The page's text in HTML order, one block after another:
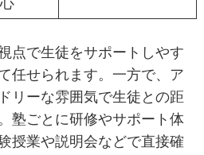
心
点で生徒をサポートしやす
任せられます。一方で、ア
リーな雰囲気で生徒との距
塾ごとに研修やサポート体
授業や説明会などで直接確